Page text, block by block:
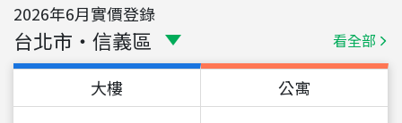
2026年6月實價登錄
台北市 ・ 信義區 看全部
大樓 公寓